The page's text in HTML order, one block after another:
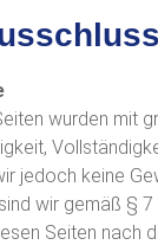
wurden mit
jedoch keine
wir gemäß § 7
Seiten nach